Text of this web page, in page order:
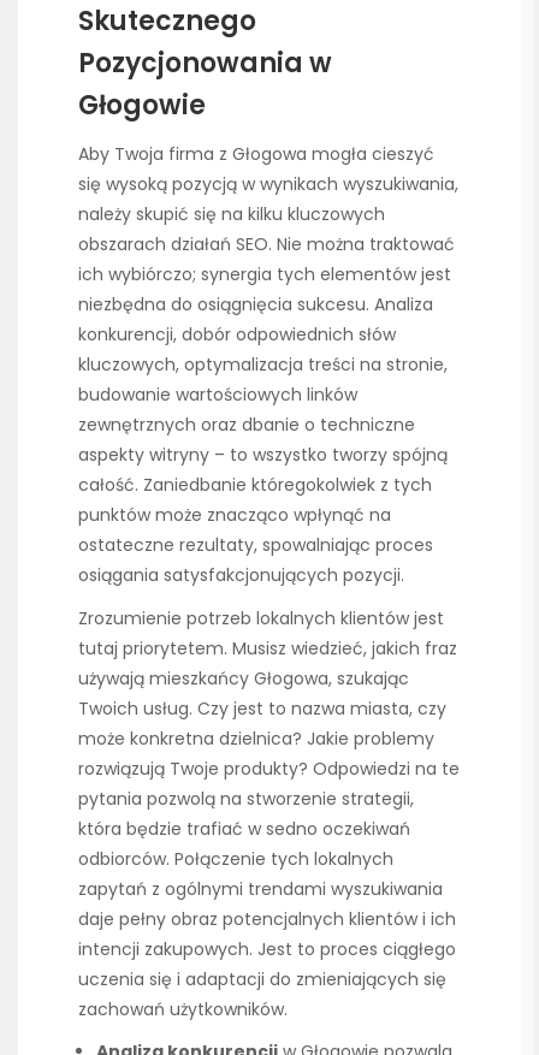
Skutecznego
Pozycjonowania w
Głogowie
Aby Twoja firma z Głogowa mogła cieszyć
się wysoką pozycją w wynikach wyszukiwania,
należy skupić się na kilku kluczowych
obszarach działań SEO. Nie można traktować
ich wybiórczo; synergia tych elementów jest
niezbędna do osiągnięcia sukcesu. Analiza
konkurencji, dobór odpowiednich słów
kluczowych, optymalizacja treści na stronie,
budowanie wartościowych linków
zewnętrznych oraz dbanie o techniczne
aspekty witryny – to wszystko tworzy spójną
całość. Zaniedbanie któregokolwiek z tych
punktów może znacząco wpłynąć na
ostateczne rezultaty, spowalniając proces
osiągania satysfakcjonujących pozycji.
Zrozumienie potrzeb lokalnych klientów jest
tutaj priorytetem. Musisz wiedzieć, jakich fraz
używają mieszkańcy Głogowa, szukając
Twoich usług. Czy jest to nazwa miasta, czy
może konkretna dzielnica? Jakie problemy
rozwiązują Twoje produkty? Odpowiedzi na te
pytania pozwolą na stworzenie strategii,
która będzie trafiać w sedno oczekiwań
odbiorców. Połączenie tych lokalnych
zapytań z ogólnymi trendami wyszukiwania
daje pełny obraz potencjalnych klientów i ich
intencji zakupowych. Jest to proces ciągłego
uczenia się i adaptacji do zmieniających się
zachowań użytkowników.